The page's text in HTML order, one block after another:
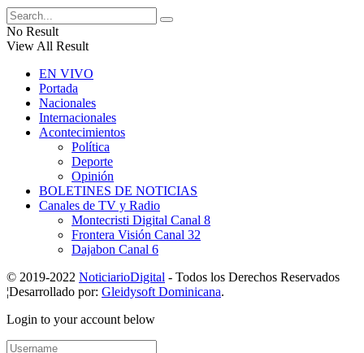
No Result
View All Result
EN VIVO
Portada
Nacionales
Internacionales
Acontecimientos
Política
Deporte
Opinión
BOLETINES DE NOTICIAS
Canales de TV y Radio
Montecristi Digital Canal 8
Frontera Visión Canal 32
Dajabon Canal 6
© 2019-2022 NoticiarioDigital - Todos los Derechos Reservados
¦Desarrollado por: Gleidysoft Dominicana.
Login to your account below